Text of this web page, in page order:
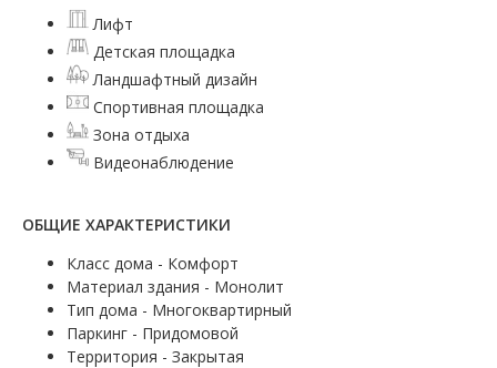
Лифт
Детская площадка
Ландшафтный дизайн
Спортивная площадка
Зона отдыха
Видеонаблюдение
ОБЩИЕ ХАРАКТЕРИСТИКИ
Класс дома - Комфорт
Материал здания - Монолит
Тип дома - Многоквартирный
Паркинг - Придомовой
Территория - Закрытая